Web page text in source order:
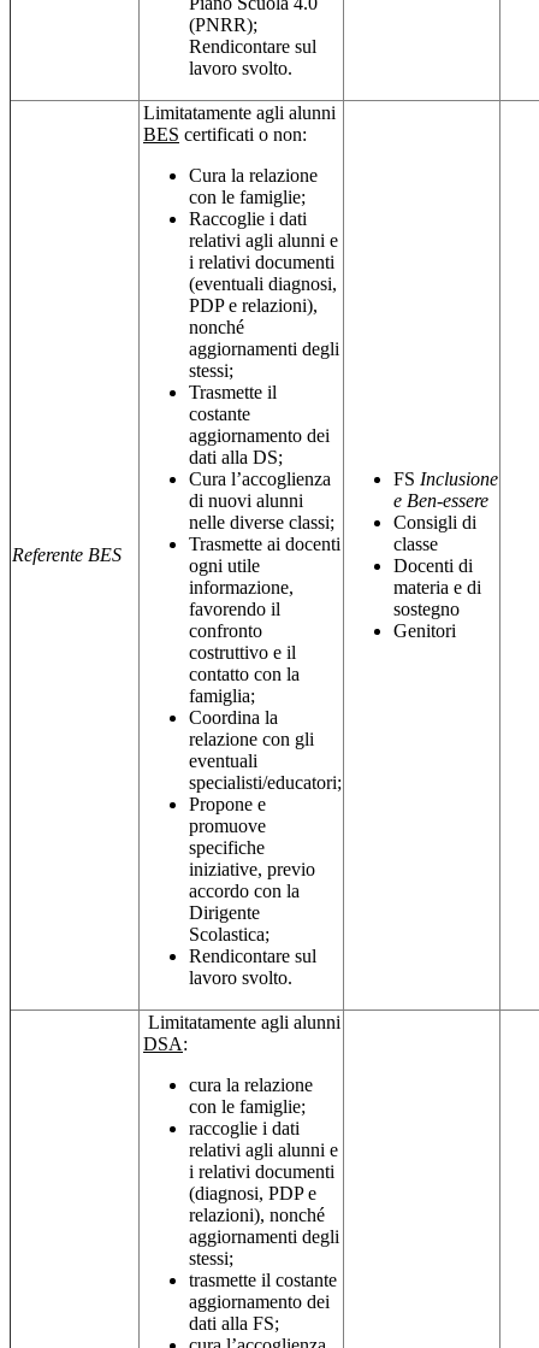
(PNRR);
Rendicontare sul
lavoro svolto.
Referente BES
Limitatamente agli alunni
BES certificati o non:
Cura la relazione
con le famiglie;
Raccoglie i dati
relativi agli alunni e
i relativi documenti
(eventuali diagnosi,
PDP e relazioni),
nonché
aggiornamenti degli
stessi;
Trasmette il
costante
aggiornamento dei
dati alla DS;
Cura l’accoglienza
di nuovi alunni
nelle diverse classi;
Trasmette ai docenti
ogni utile
informazione,
favorendo il
confronto
costruttivo e il
contatto con la
famiglia;
Coordina la
relazione con gli
eventuali
specialisti/educatori;
Propone e
promuove
specifiche
iniziative, previo
accordo con la
Dirigente
Scolastica;
Rendicontare sul
lavoro svolto.
FS Inclusione
e Ben-essere
Consigli di
classe
Docenti di
materia e di
sostegno
Genitori
Limitatamente agli alunni
DSA:
cura la relazione
con le famiglie;
raccoglie i dati
relativi agli alunni e
i relativi documenti
(diagnosi, PDP e
relazioni), nonché
aggiornamenti degli
stessi;
trasmette il costante
aggiornamento dei
dati alla FS;